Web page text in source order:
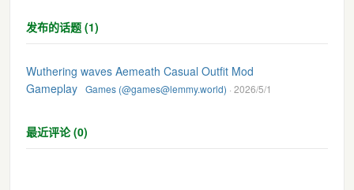
发布的话题 (1)
Wuthering waves Aemeath Casual Outfit Mod
Gameplay Games (@games@lemmy.world) · 2026/5/1
最近评论 (0)